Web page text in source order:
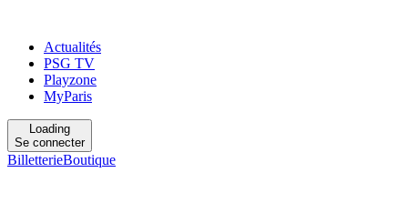
Actualités
PSG TV
Playzone
MyParis
Loading
Se connecter
BilletterieBoutique